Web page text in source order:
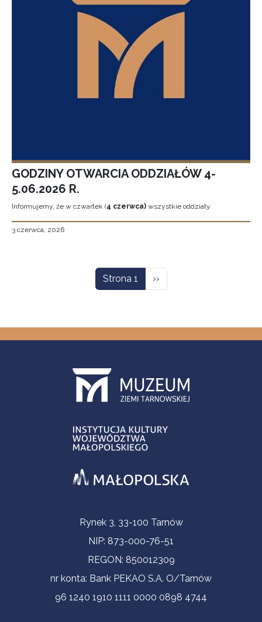
GODZINY OTWARCIA ODDZIAŁÓW 4-
5.06.2026 R.
Informujemy, że w czwartek (4 czerwca) wszystkie oddziały
3 czerwca, 2026
Strona 1 Następna strona
››
Informacje kontaktoweRynek 3, 33-100 Tarnów
NIP: 873-000-76-51
REGON: 850012309
nr konta: Bank PEKAO S.A. O/Tarnów
96 1240 1910 1111 0000 0898 4744